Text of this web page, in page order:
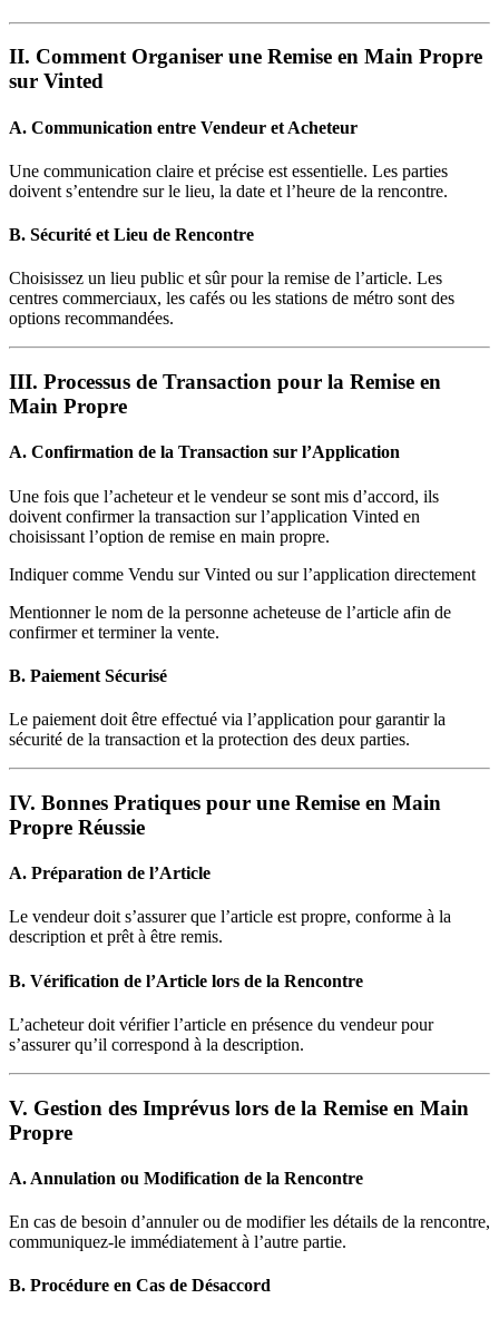
II. Comment Organiser une Remise en Main Propre
sur Vinted
A. Communication entre Vendeur et Acheteur
Une communication claire et précise est essentielle. Les parties
doivent s’entendre sur le lieu, la date et l’heure de la rencontre.
B. Sécurité et Lieu de Rencontre
Choisissez un lieu public et sûr pour la remise de l’article. Les
centres commerciaux, les cafés ou les stations de métro sont des
options recommandées.
III. Processus de Transaction pour la Remise en
Main Propre
A. Confirmation de la Transaction sur l’Application
Une fois que l’acheteur et le vendeur se sont mis d’accord, ils
doivent confirmer la transaction sur l’application Vinted en
choisissant l’option de remise en main propre.
Indiquer comme Vendu sur Vinted ou sur l’application directement
Mentionner le nom de la personne acheteuse de l’article afin de
confirmer et terminer la vente.
B. Paiement Sécurisé
Le paiement doit être effectué via l’application pour garantir la
sécurité de la transaction et la protection des deux parties.
IV. Bonnes Pratiques pour une Remise en Main
Propre Réussie
A. Préparation de l’Article
Le vendeur doit s’assurer que l’article est propre, conforme à la
description et prêt à être remis.
B. Vérification de l’Article lors de la Rencontre
L’acheteur doit vérifier l’article en présence du vendeur pour
s’assurer qu’il correspond à la description.
V. Gestion des Imprévus lors de la Remise en Main
Propre
A. Annulation ou Modification de la Rencontre
En cas de besoin d’annuler ou de modifier les détails de la rencontre,
communiquez-le immédiatement à l’autre partie.
B. Procédure en Cas de Désaccord